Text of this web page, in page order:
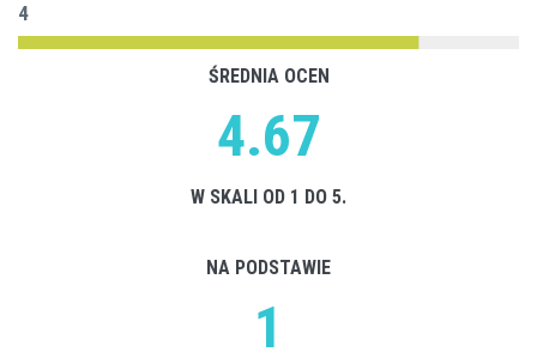
4
ŚREDNIA OCEN
4.67
W SKALI OD 1 DO 5.
NA PODSTAWIE
1